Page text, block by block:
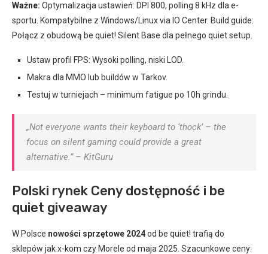
Ważne: Optymalizacja ustawień: DPI 800, polling 8 kHz dla e-
sportu. Kompatybilne z Windows/Linux via IO Center. Build guide:
Połącz z obudową be quiet! Silent Base dla pełnego quiet setup.
Ustaw profil FPS: Wysoki polling, niski LOD.
Makra dla MMO lub buildów w Tarkov.
Testuj w turniejach – minimum fatigue po 10h grindu.
„Not everyone wants their keyboard to ‘thock’ – the
focus on silent gaming could provide a great
alternative.” – KitGuru
Polski rynek Ceny dostępność i be
quiet giveaway
W Polsce nowości sprzętowe 2024od be quiet! trafią do
sklepów jak x-kom czy Morele od maja 2025. Szacunkowe ceny: